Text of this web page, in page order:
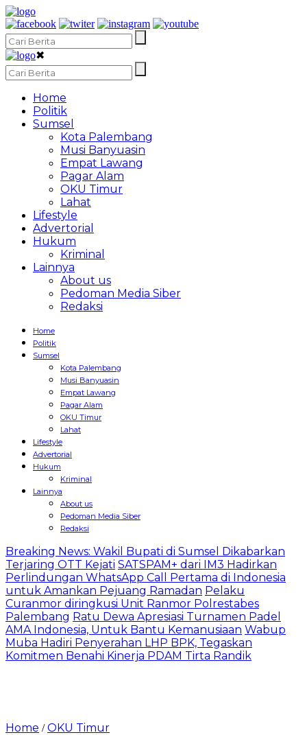
✖
Home
Politik
Sumsel
Kota Palembang
Musi Banyuasin
Empat Lawang
Pagar Alam
OKU Timur
Lahat
Lifestyle
Advertorial
Hukum
Kriminal
Lainnya
About us
Pedoman Media Siber
Redaksi
Home
Politik
Sumsel
Kota Palembang
Musi Banyuasin
Empat Lawang
Pagar Alam
OKU Timur
Lahat
Lifestyle
Advertorial
Hukum
Kriminal
Lainnya
About us
Pedoman Media Siber
Redaksi
Breaking News: Wakil Bupati di Sumsel Dikabarkan
Terjaring OTT Kejati SATSPAM+ dari IM3 Hadirkan
Perlindungan WhatsApp Call Pertama di Indonesia
untuk Amankan Pejuang Ramadan Pelaku
Curanmor diringkusi Unit Ranmor Polrestabes
Palembang Ratu Dewa Apresiasi Turnamen Padel
AMA Indonesia, Untuk Bantu Kemanusiaan Wabup
Muba Hadiri Penyerahan LHP BPK, Tegaskan
Komitmen Benahi Kinerja PDAM Tirta Randik
Home /OKU Timur